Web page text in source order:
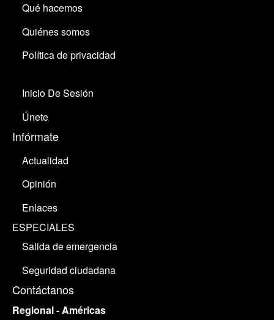
Qué hacemos
Quiénes somos
Política de privacidad
Inicio De Sesión
Únete
Infórmate
Actualidad
Opinión
Enlaces
ESPECIALES
Salida de emergencia
Seguridad ciudadana
Contáctanos
Regional - Américas